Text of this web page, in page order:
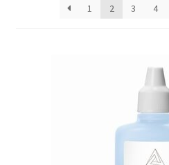
回到關係花園官網
1 2 3 4